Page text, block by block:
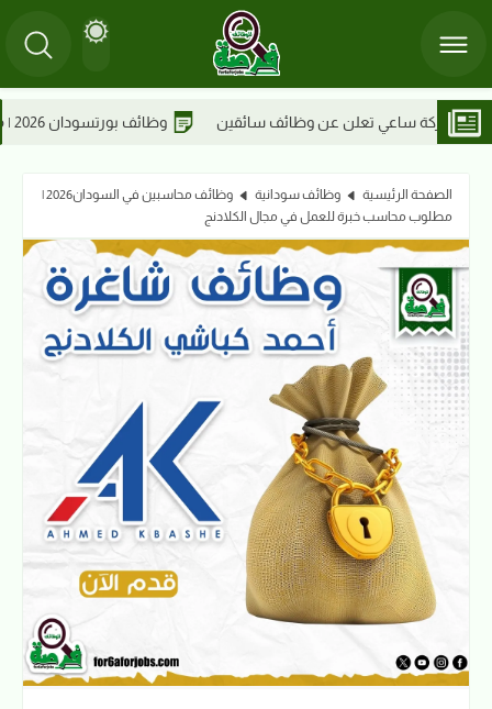
وظائف بورتسودان 2026 | مطلوب ممرضين للعمل في مستوصف ربا الطبي
الصفحة الرئيسية وظائف سودانية
وظائف محاسبين في السودان2026 |
مطلوب محاسب خبرة للعمل في مجال الكلادنج